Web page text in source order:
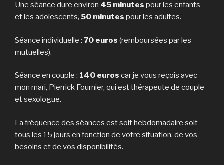
Une séance dure environ 45 minutes pour les enfants
et les adolescents, 50 minutes pour les adultes.
Séance individuelle : 70 euros (remboursées par les
mutuelles).
Séance en couple : 140 euros car je vous reçois avec
mon mari, Pierrick Fournier, qui est thérapeute de couple
et sexologue.
La fréquence des séances est soit hebdomadaire soit
tous les 15 jours en fonction de votre situation, de vos
besoins et de vos disponibilités.